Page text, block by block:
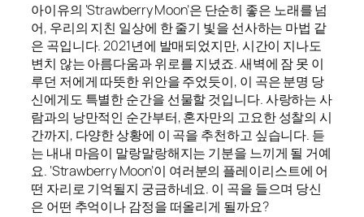
아이유의 ‘Strawberry Moon’은 단순히 좋은 노래를 넘
어, 우리의 지친 일상에 한 줄기 빛을 선사하는 마법 같
은 곡입니다. 2021년에 발매되었지만, 시간이 지나도
변치 않는 아름다움과 위로를 지녔죠. 새벽에 잠 못 이
루던 저에게 따뜻한 위안을 주었듯이, 이 곡은 분명 당
신에게도 특별한 순간을 선물할 것입니다. 사랑하는 사
람과의 낭만적인 순간부터, 혼자만의 고요한 성찰의 시
간까지, 다양한 상황에 이 곡을 추천하고 싶습니다. 듣
는 내내 마음이 말랑말랑해지는 기분을 느끼게 될 거예
요. ‘Strawberry Moon’이 여러분의 플레이리스트에 어
떤 자리로 기억될지 궁금하네요. 이 곡을 들으며 당신
은 어떤 추억이나 감정을 떠올리게 될까요?